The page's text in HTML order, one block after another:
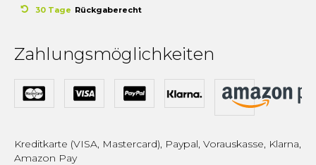
30 Tage Rückgaberecht
Zahlungsmöglichkeiten
Kreditkarte (VISA, Mastercard), Paypal, Vorauskasse, Klarna,
Amazon Pay